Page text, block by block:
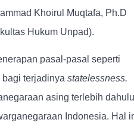
Khoirul Muqtafa, Ph.D
Hukum Unpad).
pasal-pasal seperti
terjadinya statelessness.
asing terlebih
Indonesia. Hal